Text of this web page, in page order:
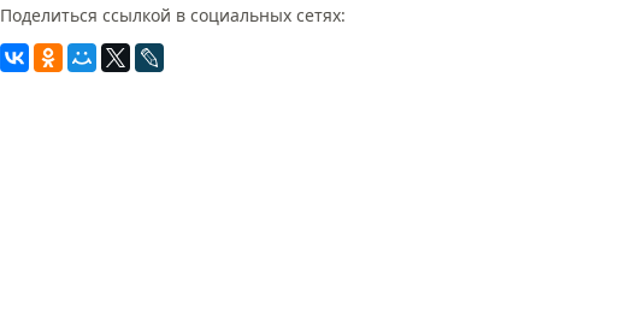
Поделиться ссылкой в социальных сетях: